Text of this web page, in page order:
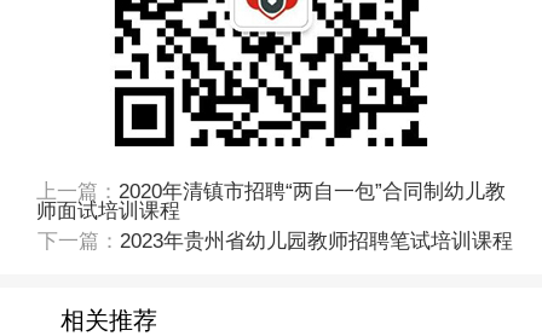
上一篇： 2020年清镇市招聘“两自一包”合同制幼儿教
师面试培训课程
下一篇： 2023年贵州省幼儿园教师招聘笔试培训课程
相关推荐